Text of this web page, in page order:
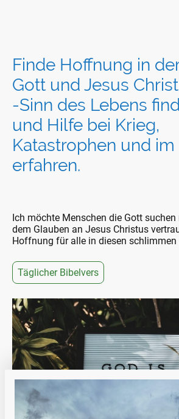
Finde Hoffnung in
Gott und Jesus
-Sinn des Lebens
und Hilfe bei Krieg,
Katastrophen und im
erfahren.
Ich möchte Menschen die Gott
dem Glauben an Jesus Christus
Hoffnung für alle in diesen schlimmen
Täglicher Bibelvers